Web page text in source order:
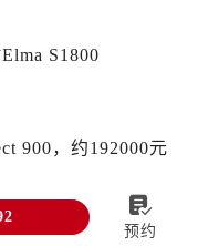
S1800
900，约192000元
工作台机组Bergeon

预约